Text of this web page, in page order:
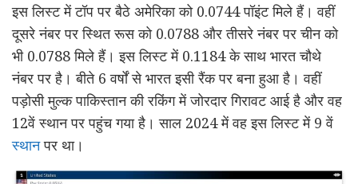
इस लिस्ट में टॉप पर बैठे अमेरिका को 0.0744 पॉइंट मिले हैं। वहीं
दूसरे नंबर पर स्थित रूस को 0.0788 और तीसरे नंबर पर चीन को
भी 0.0788 मिले हैं। इस लिस्ट में 0.1184 के साथ भारत चौथे
नंबर पर है। बीते 6 वर्षों से भारत इसी रैंक पर बना हुआ है। वहीं
पड़ोसी मुल्क पाकिस्तान की रकिंग में जोरदार गिरावट आई है और वह
12वें स्थान पर पहुंच गया है। साल 2024 में वह इस लिस्ट में 9 वें
स्थानपर था।